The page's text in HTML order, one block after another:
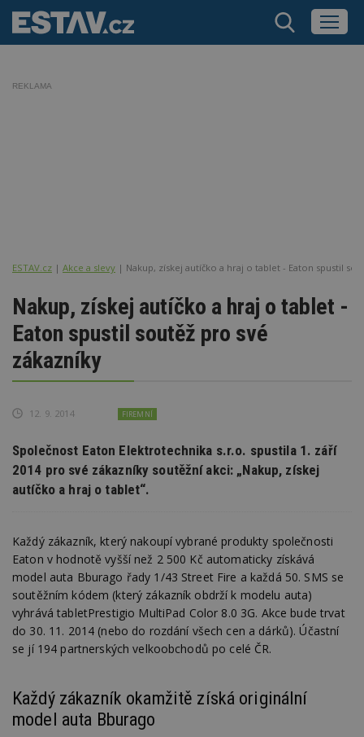
REKLAMA
ESTAV.cz Akce a slevy Nakup, získej autíčko a hraj o tablet - Eaton spustil
Nakup, získej autíčko a hraj o tablet -
Eaton spustil soutěž pro své
zákazníky
12. 9. 2014 FIREMNÍ
Společnost Eaton Elektrotechnika s.r.o. spustila 1. září
2014 pro své zákazníky soutěžní akci: „Nakup, získej
autíčko a hraj o tablet“.
Každý zákazník, který nakoupí vybrané produkty společnosti
Eaton v hodnotě vyšší než 2 500 Kč automaticky získává
model auta Bburago řady 1/43 Street Fire a každá 50. SMS se
soutěžním kódem (který zákazník obdrží k modelu auta)
vyhrává tabletPrestigio MultiPad Color 8.0 3G. Akce bude trvat
do 30. 11. 2014 (nebo do rozdání všech cen a dárků). Účastní
se jí 194 partnerských velkoobchodů po celé ČR.
Každý zákazník okamžitě získá originální
model auta Bburago